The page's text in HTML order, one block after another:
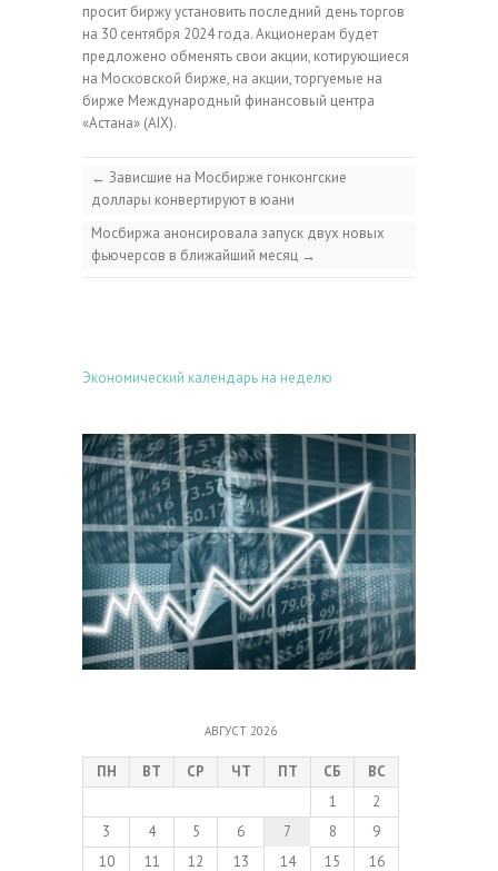
просит биржу установить последний день торгов
на 30 сентября 2024 года. Акционерам будет
предложено обменять свои акции, котирующиеся
на Московской бирже, на акции, торгуемые на
бирже Международный финансовый центра
«Астана» (AIX).
← Зависшие на Мосбирже гонконгские
доллары конвертируют в юани
Мосбиржа анонсировала запуск двух новых
фьючерсов в ближайший месяц →
Экономический календарь на неделю
АВГУСТ 2026
ПН ВТ СР ЧТ ПТ СБ
ВС
1
2
3
4 5 6 7 8
9
10
11 12 13 14 15 16